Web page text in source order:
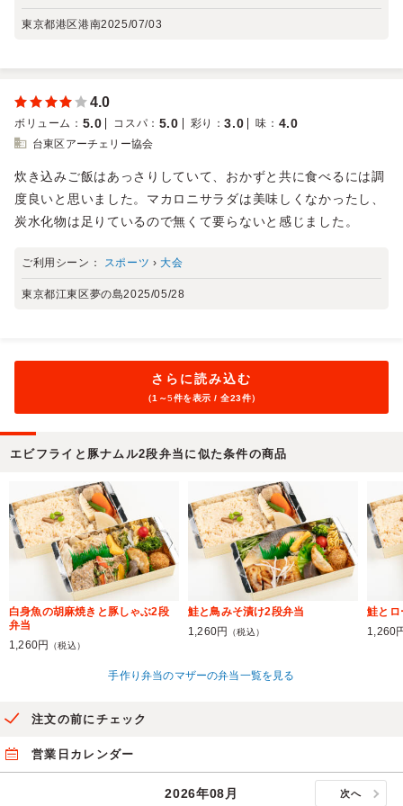
東京都港区港南2025/07/03
4.0
ボリューム ： 5.0 コスパ ： 5.0 彩り ：3.0 味 ： 4.0
台東区アーチェリー協会
炊き込みご飯はあっさりしていて、おかずと共に食べるには調
度良いと思いました。マカロニサラダは美味しくなかったし、
炭水化物は足りているので無くて要らないと感じました。
ご利用シーン： スポーツ ›大会
東京都江東区夢の島2025/05/28
さらに読み込む
（1～5件を表示 / 全23件）
エビフライと豚ナムル2段弁当に似た条件の商品
白身魚の胡麻焼きと豚しゃぶ2段
弁当
1,260円
（税込）
鮭と鳥みそ漬け2段弁当
1,260円
（税込）
鮭とロ
1,260
手作り弁当のマザーの弁当一覧を見る
注文の前にチェック
営業日カレンダー
2026年08月 次へ